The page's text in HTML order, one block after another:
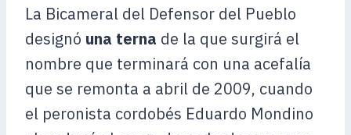
La Bicameral del Defensor del Pueblo
designó una terna de la que surgirá el
nombre que terminará con una acefalía
que se remonta a abril de 2009, cuando
el peronista cordobés Eduardo Mondino